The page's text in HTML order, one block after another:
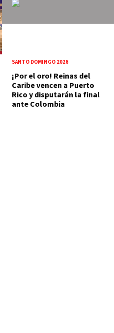
SANTO DOMINGO 2026
¡Por el oro! Reinas del
Caribe vencen a Puerto
Rico y disputarán la final
ante Colombia